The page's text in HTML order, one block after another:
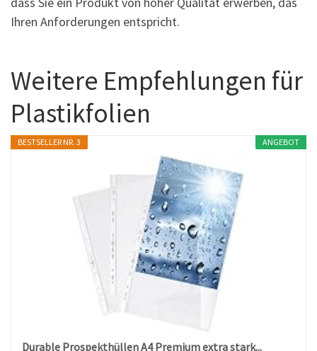
Ihren Anforderungen entspricht.
Weitere Empfehlungen für
Plastikfolien
ANGEBOT
BESTSELLER NR. 3
Durable Prospekthüllen A4 Premium extra stark...